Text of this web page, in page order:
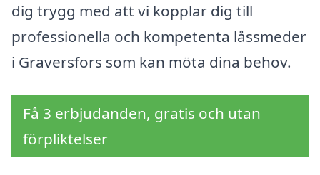
dig trygg med att vi kopplar dig till
professionella och kompetenta låssmeder
i Graversfors som kan möta dina behov.
Få 3 erbjudanden, gratis och utan
förpliktelser